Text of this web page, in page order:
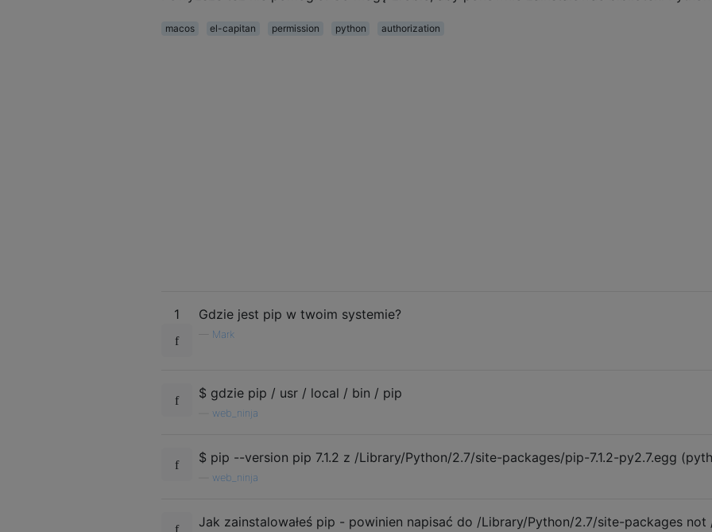
macos el-capitan permission python authorization
1 Gdzie jest pip w twoim systemie?
Mark
$ gdzie pip / usr / local / bin / pip
web_ninja
$ pip --version pip 7.1.2 z /Library/Python/2.7/site-packages/pip-7.1.2-py2.7.egg
web_ninja
Jak zainstalowałeś pip - powinien napisać do /Library/Python/2.7/site-packages not